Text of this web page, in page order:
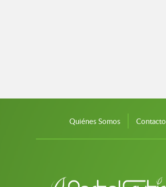
Quiénes Somos Contacto